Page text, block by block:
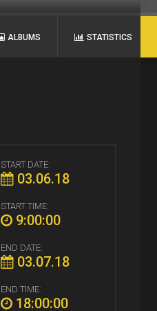
ALBUMS STATISTICS
START DATE:
03.06.18
START TIME:
9:00:00
END DATE:
03.07.18
END TIME:
18:00:00